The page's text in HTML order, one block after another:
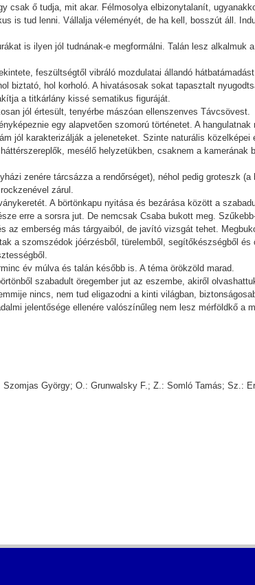
csak ő tudja, mit akar. Félmosolya elbizonytalanít,
is tud lenni. Vállalja véleményét, de ha kell, bosszút áll.
is ilyen jól tudnának-e megformálni. Talán lesz alkalmuk
feszültségtől vibráló mozdulatai állandó
biztató, hol korholó. A hivatásosak sokat tapasztalt
a titkárlány kissé sematikus figuráját.
jól értesült, tenyérbe mászóan ellenszenves Távcsövest.
egy alapvetően szomorú történetet. A hangulatnak
jól karakterizálják a jeleneteket. Szinte naturális közelképei
mesélő helyzetükben, csaknem a kamerának
zenére tárcsázza a rendőrséget), néhol pedig groteszk (a
zárul.
A börtönkapu nyitása és bezárása között a
erre a sorsra jut. De nemcsak Csaba bukott meg.
az emberség más tárgyaiból, de javító vizsgát tehet.
a szomszédok jóérzésből, türelemből, segítőkészségből és
év múlva és talán később is. A téma örökzöld marad.
szabadult öregember jut az eszembe, akiről
nincs, nem tud eligazodni a kinti világban,
jelentősége ellenére valószínűleg nem lesz mérföldkő a
György; O.: Grunwalsky F.; Z.: Somló Tamás; Sz.: